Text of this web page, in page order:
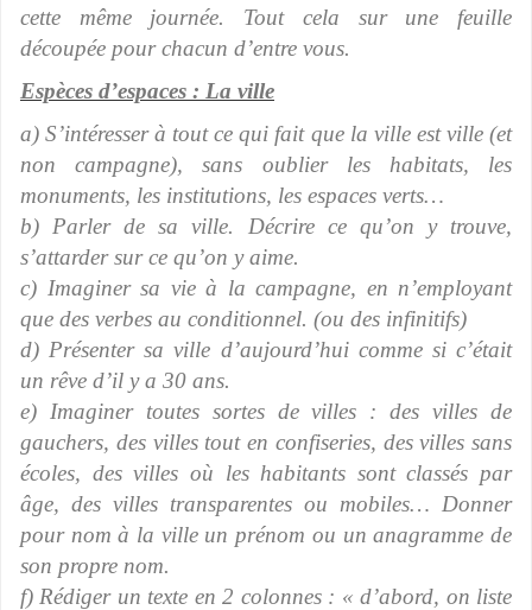
cette même journée. Tout cela sur une feuille
découpée pour chacun d’entre vous.
Espèces d’espaces : La ville
a) S’intéresser à tout ce qui fait que la ville est ville (et
non campagne), sans oublier les habitats, les
monuments, les institutions, les espaces verts…
b) Parler de sa ville. Décrire ce qu’on y trouve,
s’attarder sur ce qu’on y aime.
c) Imaginer sa vie à la campagne, en n’employant
que des verbes au conditionnel. (ou des infinitifs)
d) Présenter sa ville d’aujourd’hui comme si c’était
un rêve d’il y a 30 ans.
e) Imaginer toutes sortes de villes : des villes de
gauchers, des villes tout en confiseries, des villes sans
écoles, des villes où les habitants sont classés par
âge, des villes transparentes ou mobiles… Donner
pour nom à la ville un prénom ou un anagramme de
son propre nom.
f) Rédiger un texte en 2 colonnes : « d’abord, on liste